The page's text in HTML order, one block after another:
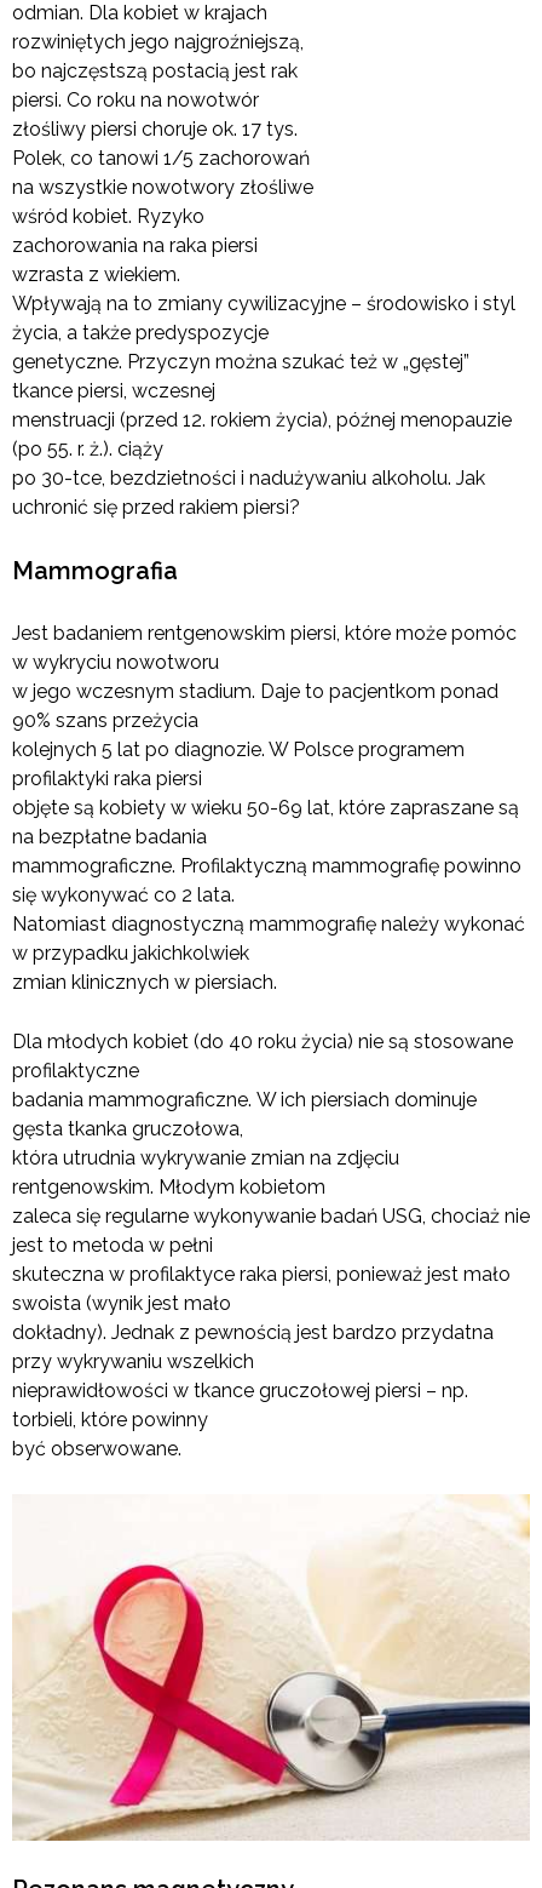
odmian. Dla kobiet w krajach
rozwiniętych jego najgroźniejszą,
bo najczęstszą postacią jest rak
piersi. Co roku na nowotwór
złośliwy piersi choruje ok. 17 tys.
Polek, co tanowi 1/5 zachorowań
na wszystkie nowotwory złośliwe
wśród kobiet. Ryzyko
zachorowania na raka piersi
wzrasta z wiekiem.
Wpływają na to zmiany cywilizacyjne – środowisko i styl
życia, a także predyspozycje
genetyczne. Przyczyn można szukać też w „gęstej”
tkance piersi, wczesnej
menstruacji (przed 12. rokiem życia), późnej menopauzie
(po 55. r. ż.). ciąży
po 30-tce, bezdzietności i nadużywaniu alkoholu. Jak
uchronić się przed rakiem piersi?
Mammografia
Jest badaniem rentgenowskim piersi, które może pomóc
w wykryciu nowotworu
w jego wczesnym stadium. Daje to pacjentkom ponad
90% szans przeżycia
kolejnych 5 lat po diagnozie. W Polsce programem
profilaktyki raka piersi
objęte są kobiety w wieku 50-69 lat, które zapraszane są
na bezpłatne badania
mammograficzne. Profilaktyczną mammografię powinno
się wykonywać co 2 lata.
Natomiast diagnostyczną mammografię należy wykonać
w przypadku jakichkolwiek
zmian klinicznych w piersiach.
Dla młodych kobiet (do 40 roku życia) nie są stosowane
profilaktyczne
badania mammograficzne. W ich piersiach dominuje
gęsta tkanka gruczołowa,
która utrudnia wykrywanie zmian na zdjęciu
rentgenowskim. Młodym kobietom
zaleca się regularne wykonywanie badań USG, chociaż nie
jest to metoda w pełni
skuteczna w profilaktyce raka piersi, ponieważ jest mało
swoista (wynik jest mało
dokładny). Jednak z pewnością jest bardzo przydatna
przy wykrywaniu wszelkich
nieprawidłowości w tkance gruczołowej piersi – np.
torbieli, które powinny
być obserwowane.